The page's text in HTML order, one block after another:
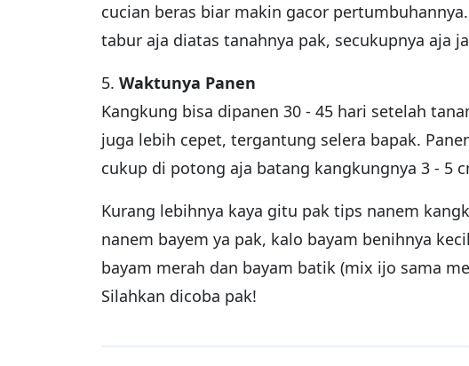
cucian beras biar makin gacor
tabur aja diatas tanahnya pak, secukupnya aja
5. Waktunya Panen
Kangkung bisa dipanen 30 - 45 hari setelah
juga lebih cepet, tergantung selera bapak.
cukup di potong aja batang kangkungnya 3 - 5
Kurang lebihnya kaya gitu pak tips nanem
nanem bayem ya pak, kalo bayam benihnya
bayam merah dan bayam batik (mix ijo sama
Silahkan dicoba pak!